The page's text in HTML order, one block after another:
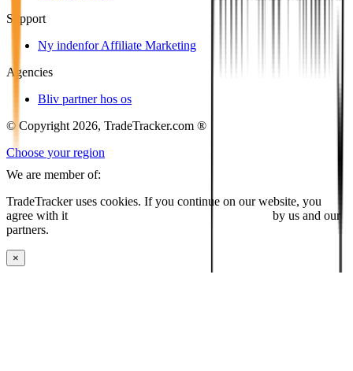
Support
Ny indenfor Affiliate Marketing
Agencies
Bliv partner hos os
© Copyright 2026, TradeTracker.com ®
Choose your region
We are member of:
TradeTracker uses cookies. If you continue on our website, you
agree with it
by us and our
partners.
×